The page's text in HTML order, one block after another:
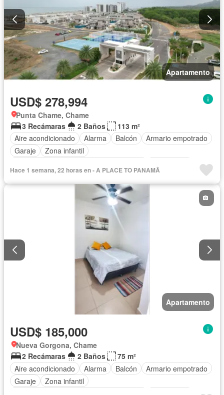
Apartamento
USD$ 278,994
Punta Chame, Chame
3 Recámaras
2 Baños
113 m²
Aire acondicionado
Alarma Balcón
Armario empotrado
Garaje
Zona infantil
Cocina equipada
Chimenea Jardín Parrilla
Gimnasio
Cocina integral
Internet Jacuzzi
Ascensor
Vista panorámica Sauna
Piscina Cancha de tenis
Hace 1 semana, 22 horas en - A PLACE TO PANAMÃ
Apartamento
USD$ 185,000
Nueva Gorgona, Chame
2 Recámaras
2 Baños
75 m²
Aire acondicionado
Alarma Balcón
Armario empotrado
Garaje
Zona infantil